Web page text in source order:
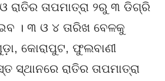
ରାତିର ତାପମାତ୍ରା ୨ରୁ ୩ ଡିଗ୍ରି
। ୩ ଓ ୪ ତାରିଖ ବେଳକୁ
କୋରାପୁଟ, ଫୁଲବାଣୀ
ସ୍ଥାନରେ ରାତିର ତାପମାତ୍ରା